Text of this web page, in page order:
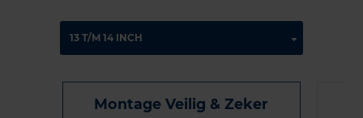
Montage Veilig & Zeker